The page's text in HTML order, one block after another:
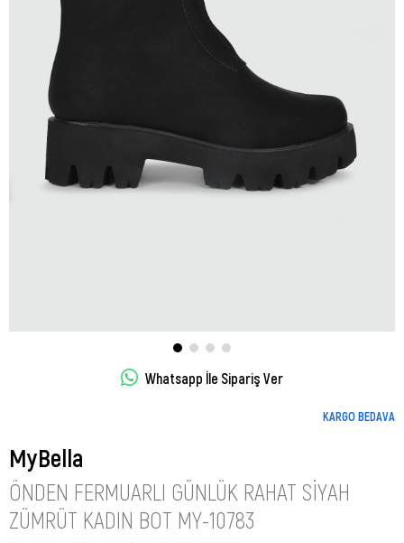
Whatsapp İle Sipariş Ver
KARGO BEDAVA
MyBella
ÖNDEN FERMUARLI GÜNLÜK RAHAT SIYAH
ZÜMRÜT KADIN BOT MY-10783